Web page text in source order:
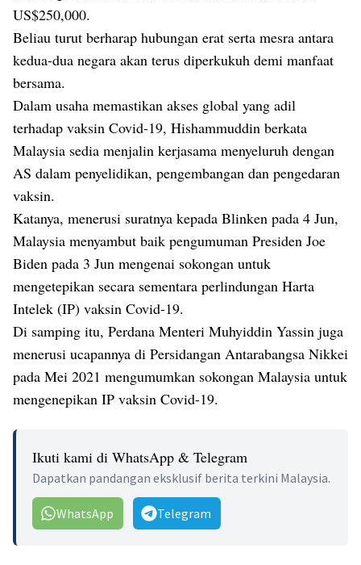
US$250,000.
Beliau turut berharap hubungan erat serta mesra antara
kedua-dua negara akan terus diperkukuh demi manfaat
bersama.
Dalam usaha memastikan akses global yang adil
terhadap vaksin Covid-19, Hishammuddin berkata
Malaysia sedia menjalin kerjasama menyeluruh dengan
AS dalam penyelidikan, pengembangan dan pengedaran
vaksin.
Katanya, menerusi suratnya kepada Blinken pada 4 Jun,
Malaysia menyambut baik pengumuman Presiden Joe
Biden pada 3 Jun mengenai sokongan untuk
mengetepikan secara sementara perlindungan Harta
Intelek (IP) vaksin Covid-19.
Di samping itu, Perdana Menteri Muhyiddin Yassin juga
menerusi ucapannya di Persidangan Antarabangsa Nikkei
pada Mei 2021 mengumumkan sokongan Malaysia untuk
mengenepikan IP vaksin Covid-19.
Ikuti kami di WhatsApp & Telegram
Dapatkan pandangan eksklusif berita terkini Malaysia.
WhatsApp Telegram